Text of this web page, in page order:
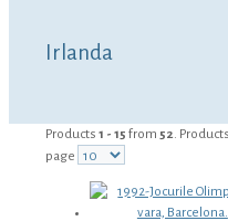
Irlanda
Products 1 - 15 from 52.
page